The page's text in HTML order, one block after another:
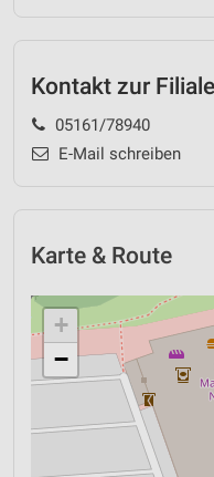
Kontakt zur Filiale
05161/78940
E-Mail schreiben
Karte & Route
+
−